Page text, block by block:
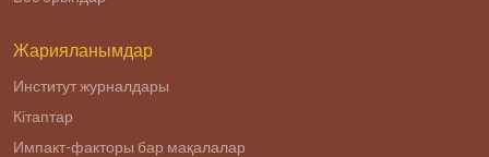
Жарияланымдар
Институт журналдары
Кітаптар
Импакт-факторы бар мақалалар